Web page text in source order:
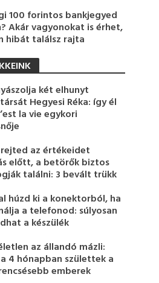
100 forintos bankjegyed
Akár vagyonokat is érhet,
hibát találsz rajta
két elhunyt
Hegyesi Réka: így él
la vie egykori
az értékeidet
előtt, a betörők biztos
találni: 3 bevált trükk
húzd ki a konektorból, ha
a telefonod: súlyosan
a készülék
az állandó mázli:
4 hónapban születtek a
emberek